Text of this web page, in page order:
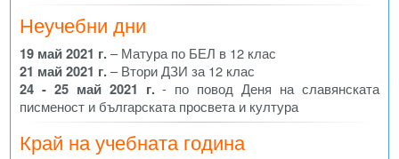
Неучебни дни
19 май 2021 г.– Матура по БЕЛ в 12 клас
21 май 2021 г.– Втори ДЗИ за 12 клас
24 - 25 май 2021 г.- по повод Деня на славянската
писменост и българската просвета и култура
Край на учебната година